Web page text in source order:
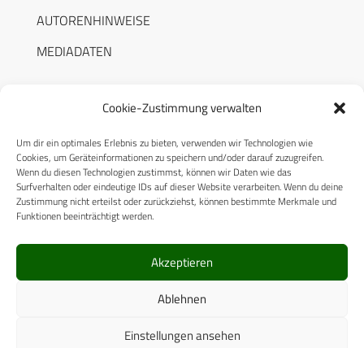
Cookie-Zustimmung verwalten
Um dir ein optimales Erlebnis zu bieten, verwenden wir Technologien wie
Cookies, um Geräteinformationen zu speichern und/oder darauf zuzugreifen.
Wenn du diesen Technologien zustimmst, können wir Daten wie das
Surfverhalten oder eindeutige IDs auf dieser Website verarbeiten. Wenn du deine
Zustimmung nicht erteilst oder zurückziehst, können bestimmte Merkmale und
Funktionen beeinträchtigt werden.
Akzeptieren
Ablehnen
Einstellungen ansehen
AUTORENHINWEISE
MEDIADATEN
RECHTLICHES
Datenschutzerklärung
Cookie-Richtlinie (EU)